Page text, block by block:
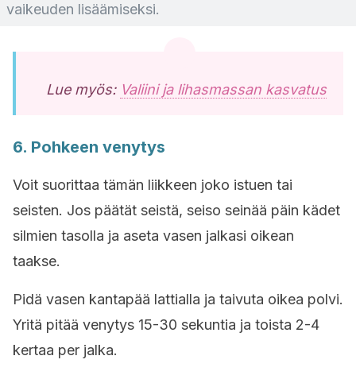
vaikeuden lisäämiseksi.
Lue myös: Valiini ja lihasmassan kasvatus
6. Pohkeen venytys
Voit suorittaa tämän liikkeen joko istuen tai
seisten. Jos päätät seistä, seiso seinää päin kädet
silmien tasolla ja aseta vasen jalkasi oikean
taakse.
Pidä vasen kantapää lattialla ja taivuta oikea polvi.
Yritä pitää venytys 15-30 sekuntia ja toista 2-4
kertaa per jalka.